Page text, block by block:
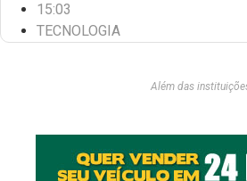
15:03
TECNOLOGIA
Além das